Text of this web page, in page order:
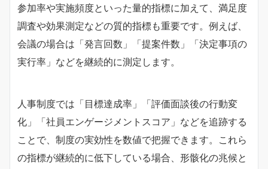
参加率や実施頻度といった量的指標に加えて、満足度
調査や効果測定などの質的指標も重要です。例えば、
会議の場合は「発言回数」「提案件数」「決定事項の
実行率」などを継続的に測定します。
人事制度では「目標達成率」「評価面談後の行動変
化」「社員エンゲージメントスコア」などを追跡する
ことで、制度の実効性を数値で把握できます。これら
の指標が継続的に低下している場合、形骸化の兆候と